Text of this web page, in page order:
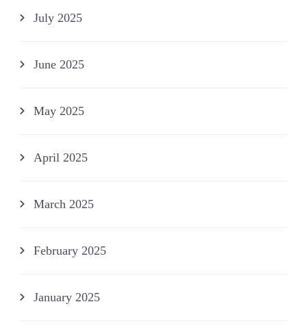
July 2025
June 2025
May 2025
April 2025
March 2025
February 2025
January 2025